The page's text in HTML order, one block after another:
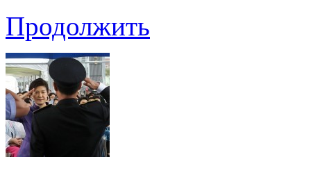
Продолжить